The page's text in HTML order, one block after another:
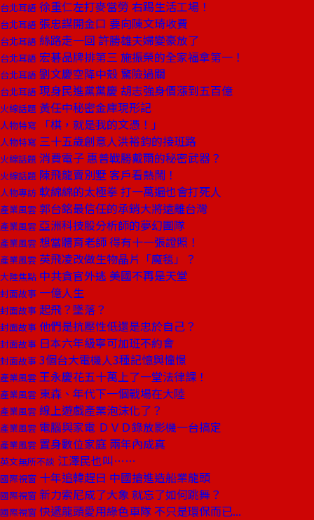
台北耳語 徐重仁左打麥當勞 右踢生活工場！
台北耳語 張忠謀開金口 要向陳文琦收費
台北耳語 絲路走一回 許勝雄夫婦變豪放了
台北耳語 宏碁品牌排第三 施振榮的全家福拿第一！
台北耳語 劉文慶空降中殼 驚險過關
台北耳語 現身民進黨黨慶 胡志強身價漲到五百億
火線話題 黃任中秘密金庫現形記
人物特寫 「棋，就是我的文憑！」
人物特寫 三十五歲創意人洪裕鈞的接班路
火線話題 消費電子 惠普戰勝戴爾的秘密武器？
火線話題 陳飛龍賣別墅 客戶看熱鬧！
人物專訪 軟綿綿的太極拳 打一萬遍也會打死人
產業風雲 郭台銘最信任的承銷大將遠離台灣
產業風雲 亞洲科技股分析師的夢幻團隊
產業風雲 想當體育老師 得有十一張證照！
產業風雲 英飛凌改做生物晶片「魔毯」？
大陸焦點 中共貪官外逃 美國不再是天堂
封面故事 一億人生
封面故事 起飛？墜落？
封面故事 他們是抗壓性低還是忠於自己？
封面故事 日本六年級寧可加班不約會
封面故事 3個台大電機人3種記憶與憧憬
產業風雲 王永慶花五十萬上了一堂法律課！
產業風雲 東森、年代下一個戰場在大陸
產業風雲 線上遊戲產業泡沫化了？
產業風雲 電腦與家電 ＤＶＤ錄放影機一台搞定
產業風雲 置身數位家庭 兩年內成真
英文無所不談 江澤民也叫……
國際視窗 十年追韓趕日 中國搶進造船業龍頭
國際視窗 新力索尼成了大象 就忘了如何跳舞？
國際視窗 快遞龍頭愛用綠色車隊 不只是環保而已...